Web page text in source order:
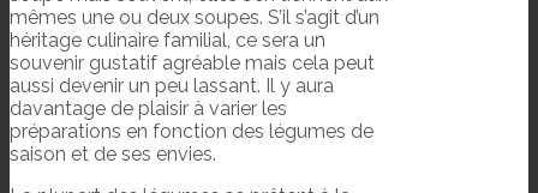
mêmes une ou deux soupes. S’il s’agit d’un
héritage culinaire familial, ce sera un
souvenir gustatif agréable mais cela peut
aussi devenir un peu lassant. Il y aura
davantage de plaisir à varier les
préparations en fonction des légumes de
saison et de ses envies.